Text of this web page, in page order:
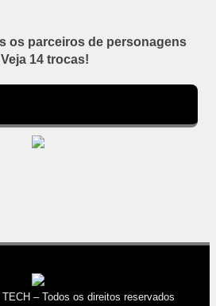
os parceiros de personagens
14 trocas!
– Todos os direitos reservados